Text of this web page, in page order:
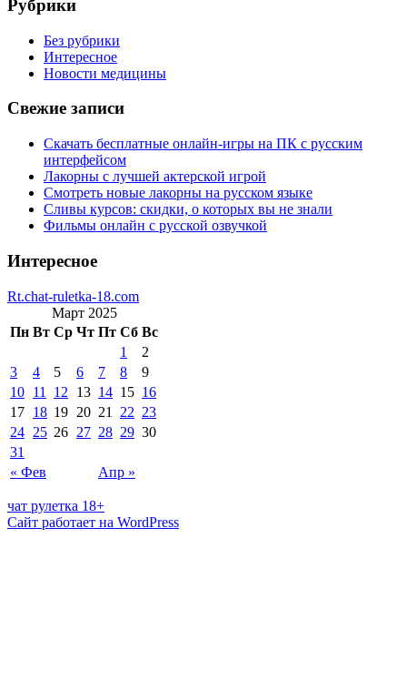
Рубрики
Без рубрики
Интересное
Новости медицины
Свежие записи
Скачать бесплатные онлайн-игры на ПК с русским
интерфейсом
Лакорны с лучшей актерской игрой
Смотреть новые лакорны на русском языке
Сливы курсов: скидки, о которых вы не знали
Фильмы онлайн с русской озвучкой
Интересное
Rt.chat-ruletka-18.com
Март 2025
Пн Вт Ср Чт Пт Сб Вс
« Фев Апр »
1
2
3
4 5 6 7 8
9
10 11 12 13 14 15 16
17 18 19 20 21 22 23
24 25 26 27 28 29 30
31
чат рулетка 18+
Сайт работает на WordPress